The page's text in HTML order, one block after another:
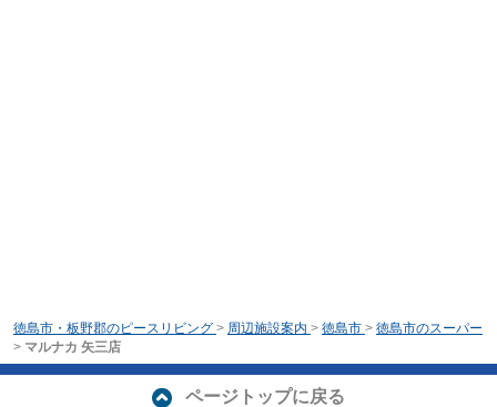
徳島市・板野郡のピースリビング > 周辺施設案内 > 徳島市 > 徳島市のスーパー
> マルナカ 矢三店
ページトップに戻る